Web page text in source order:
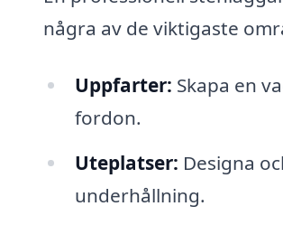
några av de viktigaste
Uppfarter: Skapa en
fordon.
Uteplatser: Designa
underhållning.